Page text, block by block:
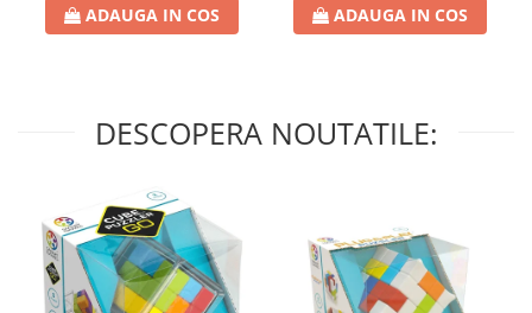
ADAUGA IN COS ADAUGA IN COS
DESCOPERA NOUTATILE: